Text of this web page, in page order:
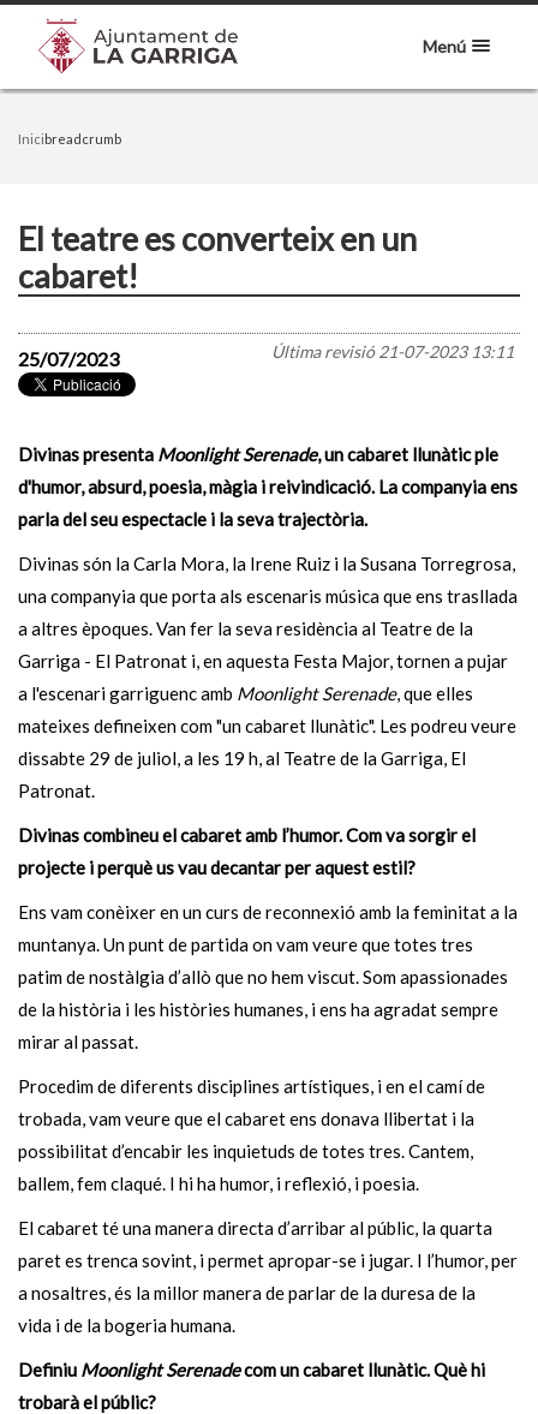
Menú
Inicibreadcrumb
El teatre es converteix en un
cabaret!
Última revisió21-07-2023 13:11
25/07/2023
Divinas presenta Moonlight Serenade, un cabaret llunàtic ple
d'humor, absurd, poesia, màgia i reivindicació. La companyia ens
parla del seu espectacle i la seva trajectòria.
Divinas són la Carla Mora, la Irene Ruiz i la Susana Torregrosa,
una companyia que porta als escenaris música que ens trasllada
a altres èpoques. Van fer la seva residència al Teatre de la
Garriga - El Patronat i, en aquesta Festa Major, tornen a pujar
a l'escenari garriguenc amb Moonlight Serenade, que elles
mateixes defineixen com "un cabaret llunàtic". Les podreu veure
dissabte 29 de juliol, a les 19 h, al Teatre de la Garriga, El
Patronat.
Divinas combineu el cabaret amb l’humor. Com va sorgir el
projecte i perquè us vau decantar per aquest estil?
Ens vam conèixer en un curs de reconnexió amb la feminitat a la
muntanya. Un punt de partida on vam veure que totes tres
patim de nostàlgia d’allò que no hem viscut. Som apassionades
de la història i les històries humanes, i ens ha agradat sempre
mirar al passat.
Procedim de diferents disciplines artístiques, i en el camí de
trobada, vam veure que el cabaret ens donava llibertat i la
possibilitat d’encabir les inquietuds de totes tres. Cantem,
ballem, fem claqué. I hi ha humor, i reflexió, i poesia.
El cabaret té una manera directa d’arribar al públic, la quarta
paret es trenca sovint, i permet apropar-se i jugar. I l’humor, per
a nosaltres, és la millor manera de parlar de la duresa de la
vida i de la bogeria humana.
Definiu Moonlight Serenadecom un cabaret llunàtic. Què hi
trobarà el públic?